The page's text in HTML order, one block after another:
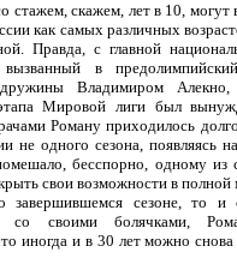
стажем, скажем, лет в 10,
как самых различных
Правда, с главной
вызванный в
дружины Владимиром
Мировой лиги был
Роману приходилось
не одного сезона, появляясь
бесспорно, одному из
свои возможности в
завершившемся сезоне, то и
со своими болячками,
иногда и в 30 лет можно